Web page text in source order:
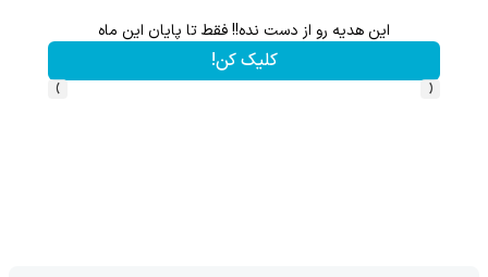
این هدیه رو از دست نده!! فقط تا پایان این ماه
کلیک کن!
‹
›